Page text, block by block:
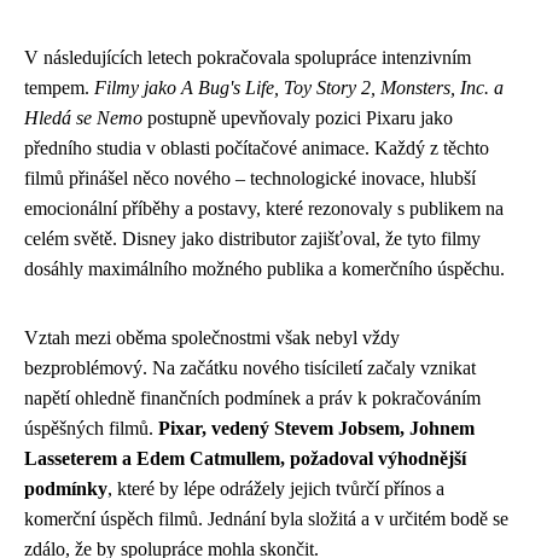
V následujících letech pokračovala spolupráce intenzivním
tempem. Filmy jako A Bug's Life, Toy Story 2, Monsters, Inc. a
Hledá se Nemo postupně upevňovaly pozici Pixaru jako
předního studia v oblasti počítačové animace. Každý z těchto
filmů přinášel něco nového – technologické inovace, hlubší
emocionální příběhy a postavy, které rezonovaly s publikem na
celém světě. Disney jako distributor zajišťoval, že tyto filmy
dosáhly maximálního možného publika a komerčního úspěchu.
Vztah mezi oběma společnostmi však nebyl vždy
bezproblémový. Na začátku nového tisíciletí začaly vznikat
napětí ohledně finančních podmínek a práv k pokračováním
úspěšných filmů. Pixar, vedený Stevem Jobsem, Johnem
Lasseterem a Edem Catmullem, požadoval výhodnější
podmínky, které by lépe odrážely jejich tvůrčí přínos a
komerční úspěch filmů. Jednání byla složitá a v určitém bodě se
zdálo, že by spolupráce mohla skončit.